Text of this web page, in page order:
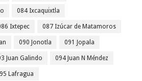
084 Ixcaquixtla
Ixtepec 087 Izúcar de Matamoros
090 Jonotla 091 Jopala
Juan Galindo 094 Juan N Méndez
Lafragua